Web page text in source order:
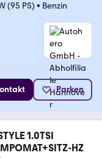
(95 PS) • Benzin
Parken
1.0TSI
HZ